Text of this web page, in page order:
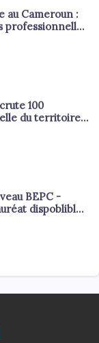
au Cameroun :
professionnelles
100
du territoire
BEPC -
dispoblible